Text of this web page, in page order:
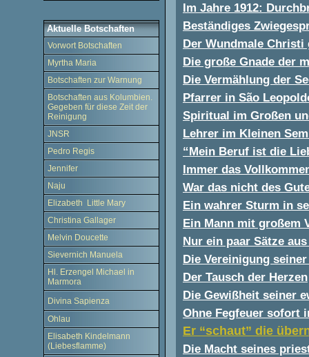
Aktuelle Botschaften
Vorwort Botschaften
Myrtha Maria
Botschaften zur Warnung
Botschaften aus Kolumbien.
Gegeben für diese Zeit der
Reinigung
JNSR
Pedro Regis
Jennifer
Naju
Elizabeth Little Mary
Christina Gallager
Melvin Doucette
Sievernich Manuela
Hl. Erzengel Michael in
Marmora
Divina Sapienza
Ohlau
Elisabeth Kindelmann
(Liebesflamme)
Im Jahre 1912:
Beständiges
Der Wundmale Christi
Die große Gnade der
Die Vermählung der
Pfarrer in São
Spiritual im Großen
Lehrer im Kleinen
“Mein Beruf ist die
Immer das
War das nicht des
Ein wahrer Sturm in
Ein Mann mit großem
Nur ein paar Sätze
Die Vereinigung
Der Tausch der Herzen
Die Gewißheit seiner
Ohne Fegfeuer sofort
Er “schaut” die
Die Macht seines